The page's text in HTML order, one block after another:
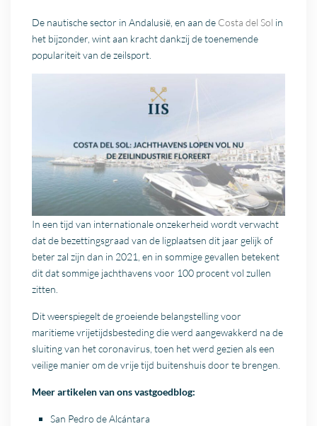
De nautische sector in Andalusië, en aan de Costa del Sol in
het bijzonder, wint aan kracht dankzij de toenemende
populariteit van de zeilsport.
In een tijd van internationale onzekerheid wordt verwacht
dat de bezettingsgraad van de ligplaatsen dit jaar gelijk of
beter zal zijn dan in 2021, en in sommige gevallen betekent
dit dat sommige jachthavens voor 100 procent vol zullen
zitten.
Dit weerspiegelt de groeiende belangstelling voor
maritieme vrijetijdsbesteding die werd aangewakkerd na de
sluiting van het coronavirus, toen het werd gezien als een
veilige manier om de vrije tijd buitenshuis door te brengen.
Meer artikelen van ons vastgoedblog:
San Pedro de Alcántara